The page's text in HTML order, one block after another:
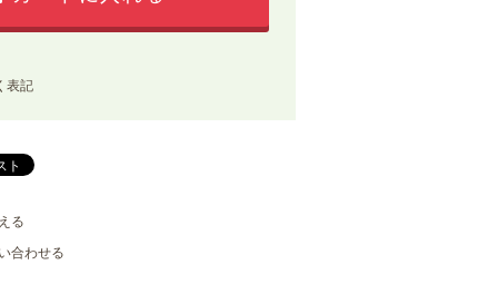
表記
る
合わせる